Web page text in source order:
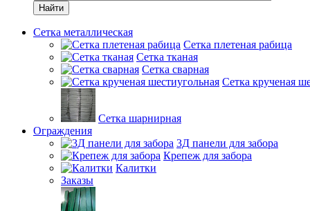
Найти
Сетка металлическая
Сетка плетеная рабица
Сетка тканая
Сетка сварная
Сетка крученая
Сетка шарнирная
Ограждения
3Д панели для забора
Крепеж для забора
Калитки
Заказы